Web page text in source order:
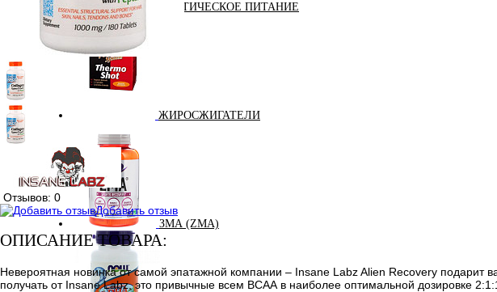
ДИЕТИЧЕСКОЕ ПИТАНИЕ
ЖИРОСЖИГАТЕЛИ
ЗМА (ZMA)
Отзывов: 0
Добавить отзыв
ОПИСАНИЕ ТОВАРА:
Невероятная новинка от самой эпатажной компании – Insane Labz Alien Recovery подарит
получать от Insane Labz, это привычные всем ВСАА в наиболее оптимальной дозировке